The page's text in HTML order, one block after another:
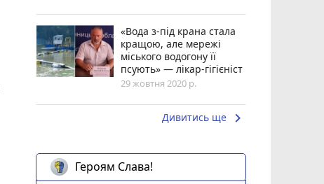
«Вода з-під крана стала
кращою, але мережі
міського водогону її
псують» — лікар-гігієніст
29 жовтня 2020 р.
Дивитись ще keyboard_arrow_right
Героям Слава!